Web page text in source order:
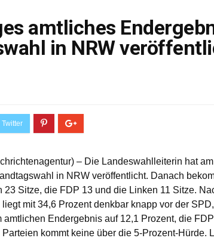
amtliches
in NRW
– Die Landeswahlleiterin hat
in NRW veröffentlicht. Danach
23 Sitze, die FDP 13 und die Linken 11 Sitze.
mit 34,6 Prozent denkbar knapp vor der
amtlichen Endergebnis auf 12,1 Prozent, die
kommt keine über die 5-Prozent-Hürde.